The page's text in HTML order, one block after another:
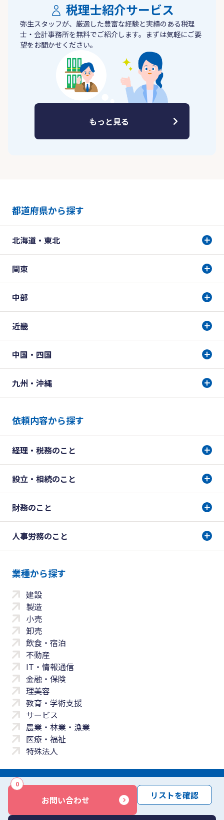
お問い合わせ
0
リストを確認
税理士紹介サービス
弥生スタッフが、厳選した豊富な経験と実績のある税理
士・会計事務所を無料でご紹介します。まずは気軽にご要
望をお聞かせください。
もっと見る
都道府県から探す
北海道・東北
関東
中部
近畿
中国・四国
九州・沖縄
依頼内容から探す
経理・税務のこと
設立・相続のこと
財務のこと
人事労務のこと
業種から探す
建設
製造
小売
卸売
飲食・宿泊
不動産
IT・情報通信
金融・保険
理美容
教育・学術支援
サービス
農業・林業・漁業
医療・福祉
特殊法人
サイトマップ 免責事項 サービス利用規約
商標について反社会勢力に対する基本方針 お問い合わせ